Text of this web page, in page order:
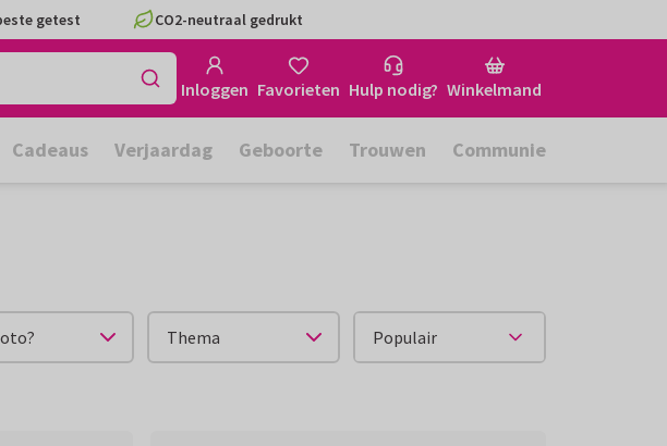
getest CO2-neutraal gedrukt
Inloggen Favorieten Hulp nodig? Winkelmand
Cadeaus Verjaardag Geboorte Trouwen Communie
Thema